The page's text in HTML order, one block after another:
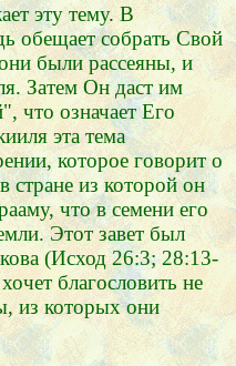
эту тему. В
обещает собрать Свой
были рассеяны, и
Затем Он даст им
что означает Его
эта тема
которое говорит о
стране из которой он
что в семени его
Этот завет был
(Исход 26:3; 28:13-
благословить не
из которых они